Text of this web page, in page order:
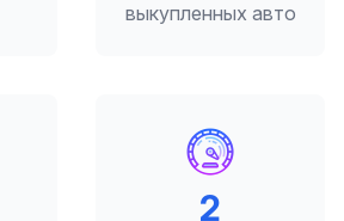
выкупленных авто
2